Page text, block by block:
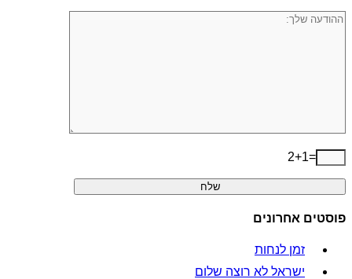
2+1=
פוסטים אחרונים
זמן לנחות
ישראל לא רוצה שלום